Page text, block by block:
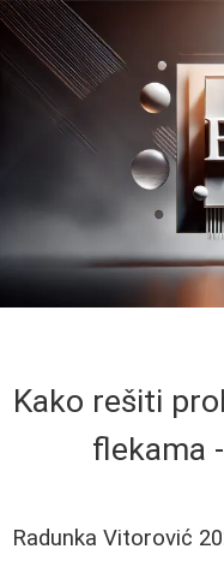
Kako rešiti
flekama
Radunka Vitorović